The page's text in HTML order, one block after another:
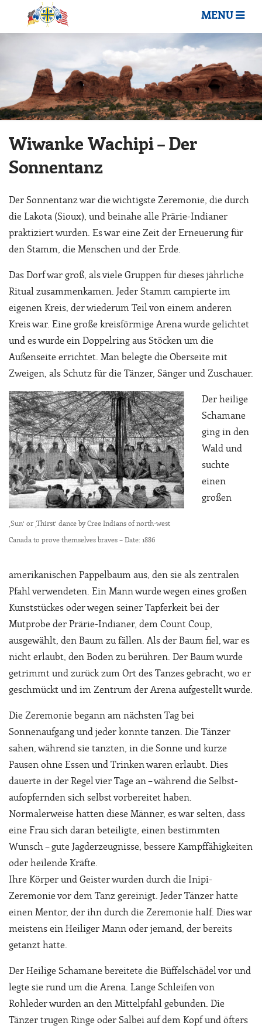
MENU
Wiwanke Wachipi – Der
Sonnentanz
Der Sonnentanz war die wichtigste Zeremonie, die durch
die Lakota (Sioux), und beinahe alle Prärie-Indianer
praktiziert wurden. Es war eine Zeit der Erneuerung für
den Stamm, die Menschen und der Erde.
Das Dorf war groß, als viele Gruppen für dieses jährliche
Ritual zusammenkamen. Jeder Stamm campierte im
eigenen Kreis, der wiederum Teil von einem anderen
Kreis war. Eine große kreisförmige Arena wurde gelichtet
und es wurde ein Doppelring aus Stöcken um die
Außenseite errichtet. Man belegte die Oberseite mit
Zweigen, als Schutz für die Tänzer, Sänger und Zuschauer.
‚Sun‘ or ‚Thirst‘ dance by Cree Indians of north-west
Canada to prove themselves braves – Date: 1886
Der heilige
Schamane
ging in den
Wald und
suchte
einen
großen
amerikanischen Pappelbaum aus, den sie als zentralen
Pfahl verwendeten. Ein Mann wurde wegen eines großen
Kunststückes oder wegen seiner Tapferkeit bei der
Mutprobe der Prärie-Indianer, dem Count Coup,
ausgewählt, den Baum zu fällen. Als der Baum fiel, war es
nicht erlaubt, den Boden zu berühren. Der Baum wurde
getrimmt und zurück zum Ort des Tanzes gebracht, wo er
geschmückt und im Zentrum der Arena aufgestellt wurde.
Die Zeremonie begann am nächsten Tag bei
Sonnenaufgang und jeder konnte tanzen. Die Tänzer
sahen, während sie tanzten, in die Sonne und kurze
Pausen ohne Essen und Trinken waren erlaubt. Dies
dauerte in der Regel vier Tage an – während die Selbst-
aufopfernden sich selbst vorbereitet haben.
Normalerweise hatten diese Männer, es war selten, dass
eine Frau sich daran beteiligte, einen bestimmten
Wunsch – gute Jagderzeugnisse, bessere Kampffähigkeiten
oder heilende Kräfte.
Ihre Körper und Geister wurden durch die Inipi-
Zeremonie vor dem Tanz gereinigt. Jeder Tänzer hatte
einen Mentor, der ihn durch die Zeremonie half. Dies war
meistens ein Heiliger Mann oder jemand, der bereits
getanzt hatte.
Der Heilige Schamane bereitete die Büffelschädel vor und
legte sie rund um die Arena. Lange Schleifen von
Rohleder wurden an den Mittelpfahl gebunden. Die
Tänzer trugen Ringe oder Salbei auf dem Kopf und öfters